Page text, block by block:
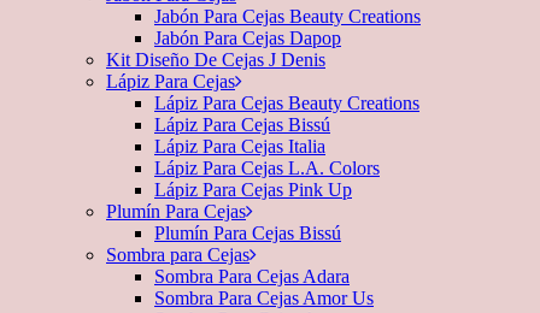
Jabón Para Cejas Beauty Creations
Jabón Para Cejas Dapop
Kit Diseño De Cejas J Denis
Lápiz Para Cejas
Lápiz Para Cejas Beauty Creations
Lápiz Para Cejas Bissú
Lápiz Para Cejas Italia
Lápiz Para Cejas L.A. Colors
Lápiz Para Cejas Pink Up
Plumín Para Cejas
Plumín Para Cejas Bissú
Sombra para Cejas
Sombra Para Cejas Adara
Sombra Para Cejas Amor Us